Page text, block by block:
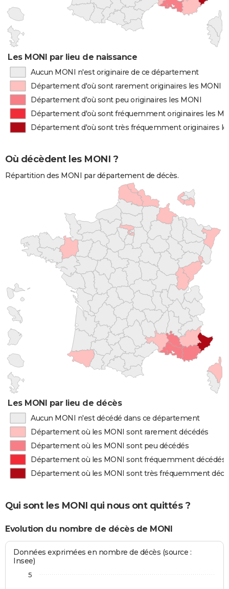
Les MONI par lieu de naissance
Aucun MONI n'est originaire de ce département
Département d'où sont rarement originaires les MONI
Département d'où sont peu originaires les MONI
Département d'où sont fréquemment originaires les
Département d'où sont très fréquemment originaires
Où décèdent les MONI ?
Répartition des MONI par département de décès.
Les MONI par lieu de décès
Aucun MONI n'est décédé dans ce département
Département où les MONI sont rarement décédés
Département où les MONI sont peu décédés
Département où les MONI sont fréquemment décédés
Département où les MONI sont très fréquemment
Qui sont les MONI qui nous ont quittés ?
Evolution du nombre de décès de MONI
Données exprimées en nombre de décès (source :
Insee)
5